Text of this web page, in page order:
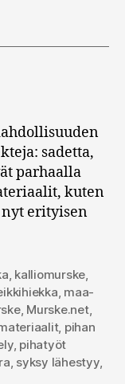
sadetta,
parhaalla
kuten
nyt erityisen
kalliomurske
maa-
, Murske.net,
, pihan
, pihatyöt
syksy lähestyy,